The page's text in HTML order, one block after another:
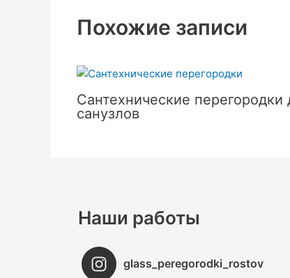
Похожие записи
Сантехнические перегородки
санузлов
Наши работы
glass_peregorodki_rostov